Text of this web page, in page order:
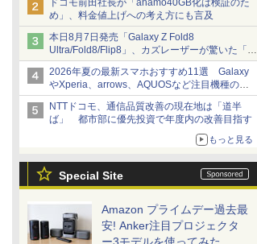
ドコモ前田社長が「ahamo40GB化は検証のた
め」、料金値上げへの考え方にも言及
本日8月7日発売「Galaxy Z Fold8
Ultra/Fold8/Flip8」、カズレーザーが驚いた「そ
ば屋のメニュー並みの薄さ」
2026年夏の最新スマホおすすめ11選 Galaxy
やXperia、arrows、AQUOSなど注目機種の特
徴は
NTTドコモ、通信品質改善の現在地は「道半
ば」 都市部に優先投資で年度内の改善目指す
もっと見る
Special Site
Amazon プライムデー過去最
安! Anker注目プロジェクタ